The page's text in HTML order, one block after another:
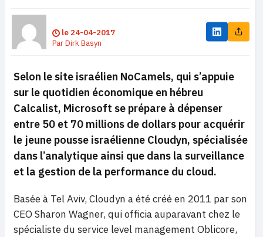
le 24-04-2017
ParDirk Basyn
Selon le site israélien NoCamels, qui s’appuie
sur le quotidien économique en hébreu
Calcalist, Microsoft se prépare à dépenser
entre 50 et 70 millions de dollars pour acquérir
le jeune pousse israélienne Cloudyn, spécialisée
dans l’analytique ainsi que dans la surveillance
et la gestion de la performance du cloud.
Basée à Tel Aviv, Cloudyn a été créé en 2011 par son
CEO Sharon Wagner, qui officia auparavant chez le
spécialiste du service level management Oblicore,